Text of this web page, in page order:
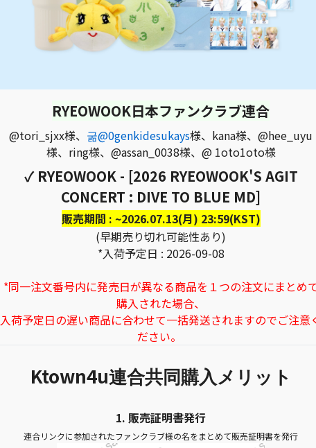
RYEOWOOK日本ファンクラブ連合
@tori_sjxx様、 굶@0genkidesukays様、kana様、@hee_uyu
様、ring様、@assan_0038様、@ 1oto1oto様
✓ RYEOWOOK - [2026 RYEOWOOK'S AGIT
CONCERT : DIVE TO BLUE MD]
販売期間 : ~2026.07.13(月) 23:59(KST)
(早期売り切れ可能性あり)
*入荷予定日 : 2026-09-08
*同一注文番号内に発売日が異なる商品を１つの注文にまとめ
購入された場合、
入荷予定日の遅い商品に合わせて一括発送されますのでご注意
ださい。
Ktown4u連合共同購入メリット
1. 販売証明書発行
連合リンクに参加されたファンクラブ様の名をまとめて販売証明書を発行